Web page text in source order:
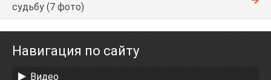
судьбу (7 фото)
Навигация по сайту
Видео